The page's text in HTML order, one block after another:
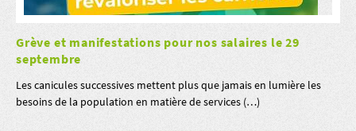
Grève et manifestations pour nos salaires le 29
septembre
Les canicules successives mettent plus que jamais en lumière les
besoins de la population en matière de services (…)